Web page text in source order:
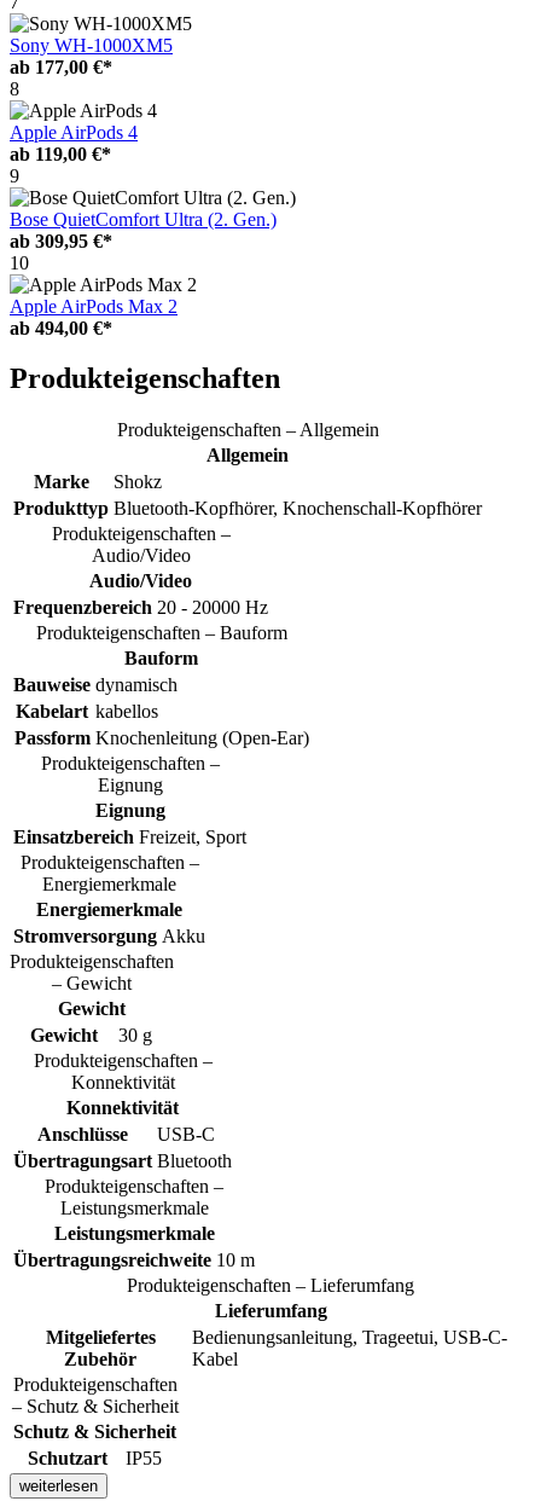
Sony WH-1000XM5
ab 177,00 €*
8
Apple AirPods 4
ab 119,00 €*
9
Bose QuietComfort Ultra (2. Gen.)
ab 309,95 €*
10
Apple AirPods Max 2
ab 494,00 €*
Produkteigenschaften
Produkteigenschaften – Allgemein
Allgemein
Marke
Shokz
Produkttyp Bluetooth-Kopfhörer, Knochenschall-Kopfhörer
Produkteigenschaften –
Audio/Video
Audio/Video
Frequenzbereich 20 - 20000 Hz
Produkteigenschaften – Bauform
Bauform
Bauweise dynamisch
Kabelart kabellos
Passform Knochenleitung (Open-Ear)
Produkteigenschaften –
Eignung
Eignung
Einsatzbereich Freizeit, Sport
Produkteigenschaften –
Energiemerkmale
Energiemerkmale
Stromversorgung Akku
Produkteigenschaften
– Gewicht
Gewicht
Gewicht
30 g
Produkteigenschaften –
Konnektivität
Konnektivität
Anschlüsse
USB-C
Übertragungsart Bluetooth
Produkteigenschaften –
Leistungsmerkmale
Leistungsmerkmale
Übertragungsreichweite 10 m
Produkteigenschaften – Lieferumfang
Lieferumfang
Mitgeliefertes
Zubehör
Bedienungsanleitung, Trageetui, USB-C-
Kabel
Produkteigenschaften
– Schutz & Sicherheit
Schutz & Sicherheit
Schutzart
IP55
weiterlesen